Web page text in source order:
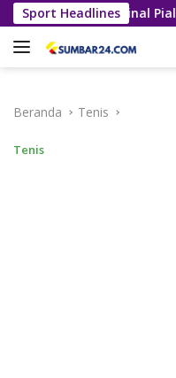
Langsung
ke
konten
Sport Headlines
ke Final Piala Dunia 2026
Beranda Tenis
Tenis